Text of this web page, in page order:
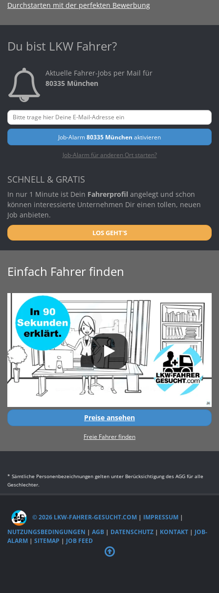
Durchstarten mit der perfekten Bewerbung
Du bist LKW Fahrer?
Aktuelle Fahrer-Jobs per Mail für
80335 München
Job-Alarm80335 München aktivieren
Job-Alarm für anderen Ort starten?
SCHNELL & GRATIS
In nur 1 Minute ist Dein Fahrerprofil angelegt und schon
können interessierte Unternehmen Dir einen tollen, neuen
Job anbieten.
LOS GEHT'S
Einfach Fahrer finden
Preise ansehen
Freie Fahrer finden
* Sämtliche Personenbezeichnungen gelten unter Berücksichtigung des AGG für alle
Geschlechter.
© 2026 LKW-FAHRER-GESUCHT.COM | IMPRESSUM |
NUTZUNGSBEDINGUNGEN | AGB | DATENSCHUTZ | KONTAKT | JOB-
ALARM | SITEMAP | JOB FEED